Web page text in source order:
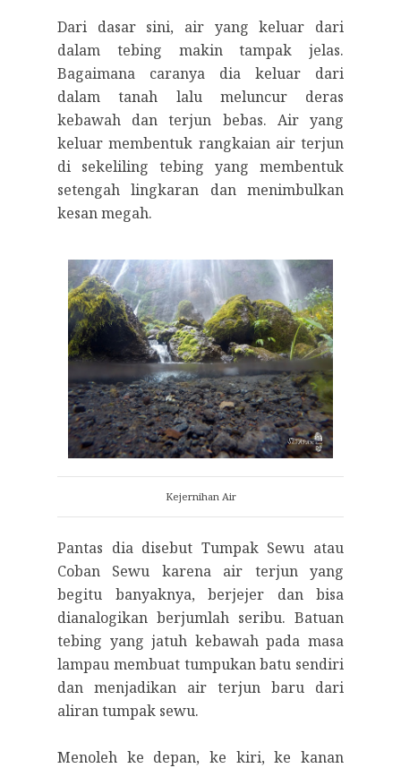
Dari dasar sini, air yang keluar dari
dalam tebing makin tampak jelas.
Bagaimana caranya dia keluar dari
dalam tanah lalu meluncur deras
kebawah dan terjun bebas. Air yang
keluar membentuk rangkaian air terjun
di sekeliling tebing yang membentuk
setengah lingkaran dan menimbulkan
kesan megah.
Kejernihan Air
Pantas dia disebut Tumpak Sewu atau
Coban Sewu karena air terjun yang
begitu banyaknya, berjejer dan bisa
dianalogikan berjumlah seribu. Batuan
tebing yang jatuh kebawah pada masa
lampau membuat tumpukan batu sendiri
dan menjadikan air terjun baru dari
aliran tumpak sewu.
Menoleh ke depan, ke kiri, ke kanan